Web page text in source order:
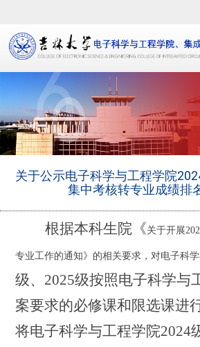
关于公示电子科学与工程学院
集中考核转专业成绩排
根据本科生院《关于开展
专业工作的通知》的相关要求，对电子科
级、 2025级按照电子科学与
案要求的必修课和限选课进
将电子科学与工程学院2024